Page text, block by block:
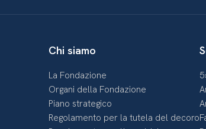
Chi siamo
La Fondazione
Organi della Fondazione
Piano strategico
Regolamento per la tutela del decoro